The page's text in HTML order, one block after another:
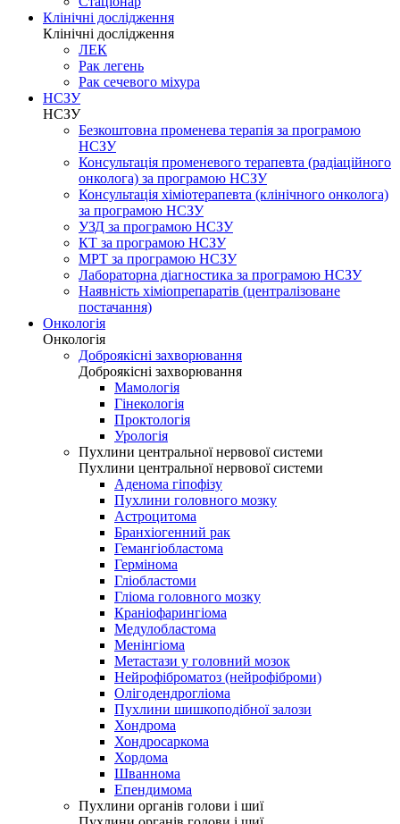
Клінічні дослідження
Клінічні дослідження
ЛЕК
Рак легень
Рак сечевого міхура
НСЗУ
НСЗУ
Безкоштовна променева терапія за програмою
НСЗУ
Консультація променевого терапевта (радіаційного
онколога) за програмою НСЗУ
Консультація хіміотерапевта (клінічного онколога)
за програмою НСЗУ
УЗД за програмою НСЗУ
КТ за програмою НСЗУ
МРТ за програмою НСЗУ
Лабораторна діагностика за програмою НСЗУ
Наявність хіміопрепаратів (централізоване
постачання)
Онкологія
Онкологія
Доброякісні захворювання
Доброякісні захворювання
Мамологія
Гінекологія
Проктологія
Урологія
Пухлини центральної нервової системи
Пухлини центральної нервової системи
Аденома гіпофізу
Пухлини головного мозку
Астроцитома
Бранхіогенний рак
Гемангіобластома
Гермінома
Гліобластоми
Гліома головного мозку
Краніофарингіома
Медулобластома
Менінгіома
Метастази у головний мозок
Нейрофіброматоз (нейрофіброми)
Олігодендрогліома
Пухлини шишкоподібної залози
Хондрома
Хондросаркома
Хордома
Шваннома
Епендимома
Пухлини органів голови і шиї